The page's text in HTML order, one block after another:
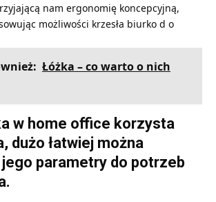
nam ergonomię koncepcyjną,
możliwości krzesła biurko d o
Łóżka – co warto o nich
w home office korzysta
dużo łatwiej można
parametry do potrzeb